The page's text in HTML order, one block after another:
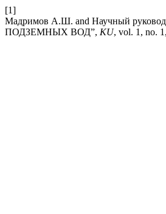
[1]
Мадримов А.Ш. and Научный
ПОДЗЕМНЫХ ВОД”, KU, vol. 1, no.